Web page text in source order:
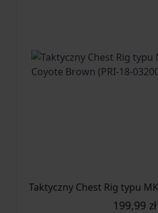
Taktyczny Chest Rig typu
199,99 zł